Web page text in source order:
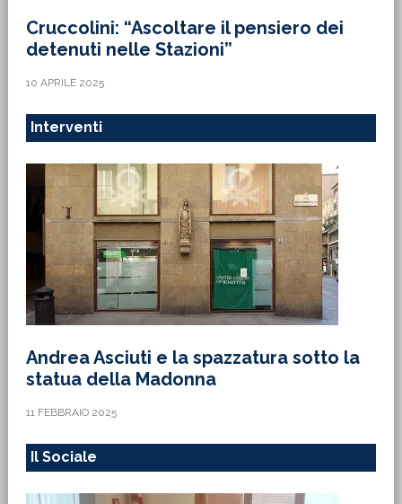
Cruccolini: “Ascoltare il pensiero dei
detenuti nelle Stazioni”
10 APRILE 2025
Interventi
Andrea Asciuti e la spazzatura sotto la
statua della Madonna
11 FEBBRAIO 2025
Il Sociale